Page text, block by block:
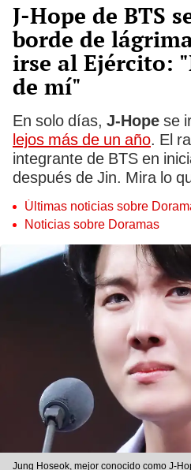
J-Hope de BTS
borde de
irse al Ejército:
de mí"
En solo días, J-Hope se
lejos más de un año. El
integrante de BTS en
después de Jin. Mira lo
Últimas noticias sobre
Noticias sobre Doramas
Jung Hoseok, mejor conocido como J-